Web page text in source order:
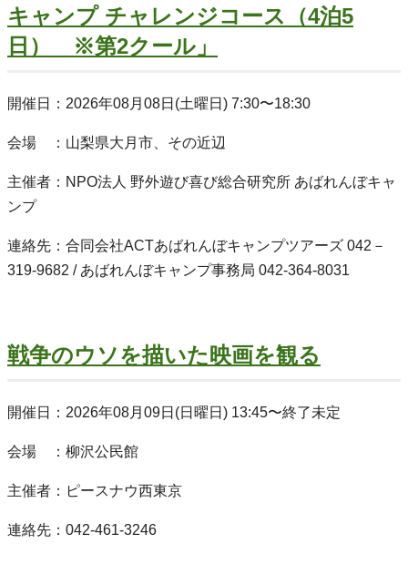
キャンプ チャレンジコース（4泊5
日） ※第2クール」
開催日：2026年08月08日(土曜日) 7:30〜18:30
会場 ：山梨県大月市、その近辺
主催者：NPO法人 野外遊び喜び総合研究所 あばれんぼキャ
ンプ
連絡先：合同会社ACTあばれんぼキャンプツアーズ 042－
319-9682 / あばれんぼキャンプ事務局 042-364-8031
戦争のウソを描いた映画を観る
開催日：2026年08月09日(日曜日) 13:45〜終了未定
会場 ：柳沢公民館
主催者：ピースナウ西東京
連絡先：042-461-3246